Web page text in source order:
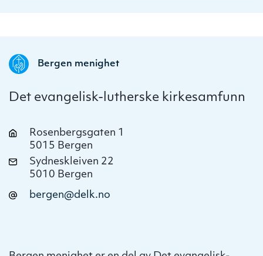
Bergen menighet
Det evangelisk-lutherske kirkesamfunn
Rosenbergsgaten 1
5015 Bergen
Sydneskleiven 22
5010 Bergen
bergen@delk.no